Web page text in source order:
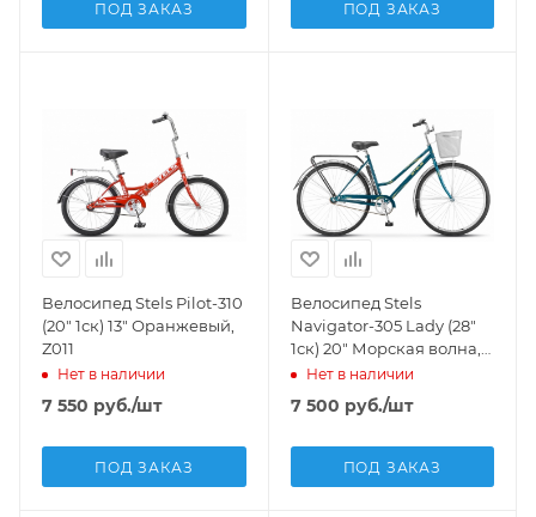
ПОД ЗАКАЗ ПОД ЗАКАЗ
Велосипед Stels Pilot-310
(20" 1ск) 13" Оранжевый,
Z011
Нет в наличии
7 550 руб./шт
ПОД ЗАКАЗ
Велосипед Stels
Navigator-305 Lady (28"
1ск) 20" Морская волна,
арт. Z010
Нет в наличии
7 500 руб./шт
ПОД ЗАКАЗ